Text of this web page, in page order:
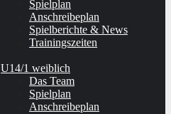
Spielplan
Anschreibeplan
Spielberichte & News
Trainingszeiten
U14/1 weiblich
Das Team
Spielplan
Anschreibeplan